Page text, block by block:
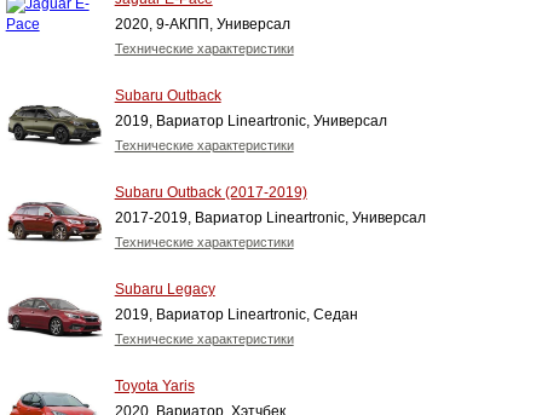
2020, 9-АКПП, Универсал
Технические характеристики
Subaru Outback
2019, Вариатор Lineartronic, Универсал
Технические характеристики
Subaru Outback (2017-2019)
2017-2019, Вариатор Lineartronic, Универсал
Технические характеристики
Subaru Legacy
2019, Вариатор Lineartronic, Седан
Технические характеристики
Toyota Yaris
2020, Вариатор, Хэтчбек